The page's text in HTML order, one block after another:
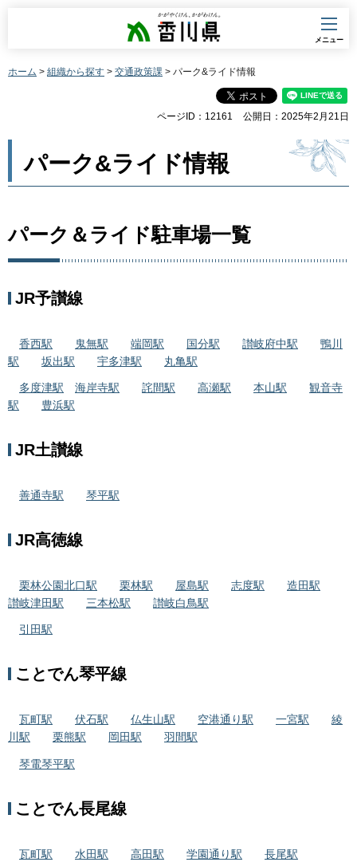
香川県
メニュー
ホーム > 組織から探す > 交通政策課 > パーク&ライド情報
ページID：12161 公開日：2025年2月21日
パーク&ライド情報
パーク＆ライド駐車場一覧
JR予讃線
香西駅 鬼無駅 端岡駅 国分駅 讃岐府中駅
鴨川
駅
坂出駅 宇多津駅 丸亀駅
多度津駅 海岸寺駅 詫間駅 高瀬駅 本山駅
観音寺
駅
豊浜駅
JR土讃線
善通寺駅 琴平駅
JR高徳線
栗林公園北口駅 栗林駅 屋島駅 志度駅
造田駅
讃岐津田駅
三本松駅 讃岐白鳥駅
引田駅
ことでん琴平線
瓦町駅 伏石駅 仏生山駅 空港通り駅 一宮駅
綾
川駅
栗熊駅 岡田駅 羽間駅
琴電琴平駅
ことでん長尾線
瓦町駅 水田駅 高田駅 学園通り駅 長尾駅